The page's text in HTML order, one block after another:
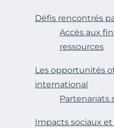
Défis rencontrés
Accès aux
ressources
Les opportunités
international
Partenariats
Impacts sociaux